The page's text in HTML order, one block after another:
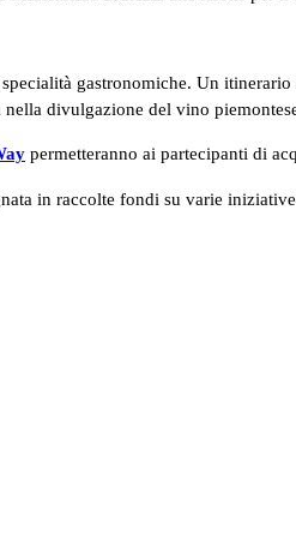
gastronomiche. Un
divulgazione del vino
permetteranno ai partecipanti di
in raccolte fondi su varie